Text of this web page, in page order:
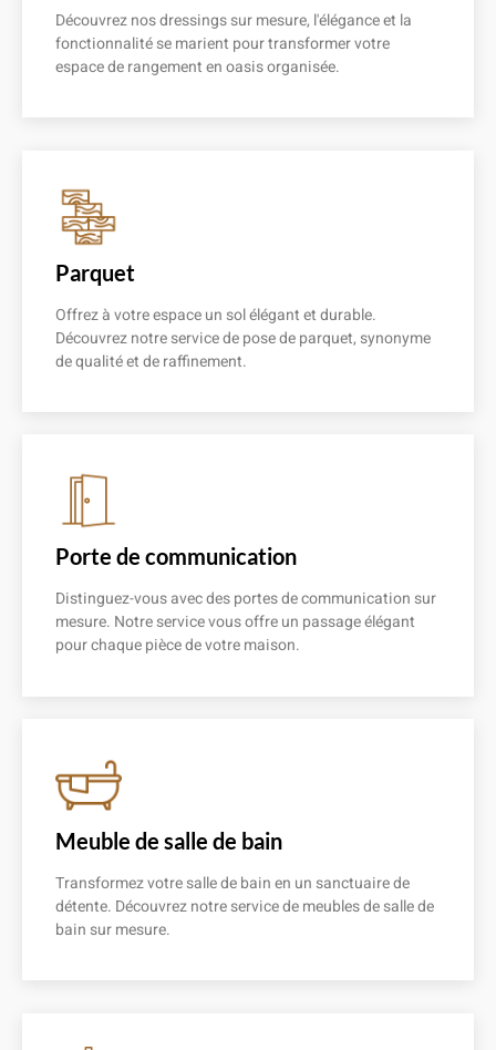
Découvrez nos dressings sur mesure, l'élégance et la
fonctionnalité se marient pour transformer votre
espace de rangement en oasis organisée.
Parquet
Offrez à votre espace un sol élégant et durable.
Découvrez notre service de pose de parquet, synonyme
de qualité et de raffinement.
Porte de communication
Distinguez-vous avec des portes de communication sur
mesure. Notre service vous offre un passage élégant
pour chaque pièce de votre maison.
Meuble de salle de bain
Transformez votre salle de bain en un sanctuaire de
détente. Découvrez notre service de meubles de salle de
bain sur mesure.